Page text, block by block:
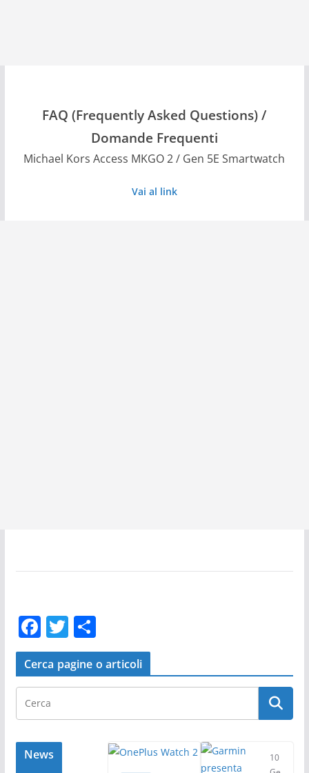
FAQ (Frequently Asked Questions) /
Domande Frequenti
Michael Kors Access MKGO 2 / Gen 5E Smartwatch
Vai al link
F
a
c
e
b
o
o
T
w
itt
er
C
o
n
di
vi
di
Cerca pagine o articoli
News
10